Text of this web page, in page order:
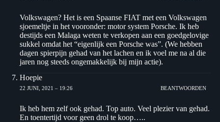
Volkswagen? Het is een Spaanse FIAT met een Volkswagen
sjoemeltje in het vooronder: motor system Porsche. Ik heb
destijds een Malaga weten te verkopen aan een goedgelovige
sukkel omdat het “eigenlijk een Porsche was”. (We hebben
dagen spierpijn gehad van het lachen en ik voel me na al die
jaren nog steeds ongemakkelijk bij mijn actie).
Hoepie
22 JUNI, 2021 – 19:26 BEANTWOORDEN
Ik heb hem zelf ook gehad. Top auto. Veel plezier van gehad.
En toentertijd voor geen drol te koop…..